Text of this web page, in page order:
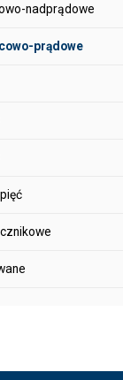
nadprądowe
prądowe